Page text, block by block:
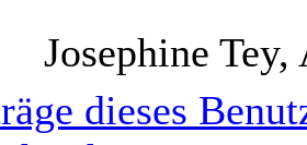
Josephine